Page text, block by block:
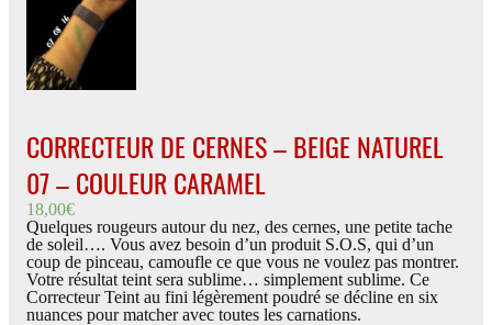
CORRECTEUR DE CERNES – BEIGE NATUREL
07 – COULEUR CARAMEL
18,00€
Quelques rougeurs autour du nez, des cernes, une petite tache
de soleil…. Vous avez besoin d’un produit S.O.S, qui d’un
coup de pinceau, camoufle ce que vous ne voulez pas montrer.
Votre résultat teint sera sublime… simplement sublime. Ce
Correcteur Teint au fini légèrement poudré se décline en six
nuances pour matcher avec toutes les carnations.